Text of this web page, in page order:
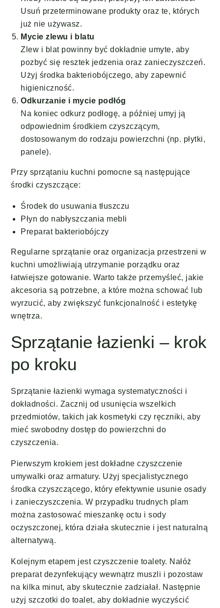
Usuń przeterminowane produkty oraz te, których
już nie używasz.
Mycie zlewu i blatu
Zlew i blat powinny być dokładnie umyte, aby
pozbyć się resztek jedzenia oraz zanieczyszczeń.
Użyj środka bakteriobójczego, aby zapewnić
higieniczność.
Odkurzanie i mycie podłóg
Na koniec odkurz podłogę, a później umyj ją
odpowiednim środkiem czyszczącym,
dostosowanym do rodzaju powierzchni (np. płytki,
panele).
Przy sprzątaniu kuchni pomocne są następujące
środki czyszczące:
Środek do usuwania tłuszczu
Płyn do nabłyszczania mebli
Preparat bakteriobójczy
Regularne sprzątanie oraz organizacja przestrzeni w
kuchni umożliwiają utrzymanie porządku oraz
łatwiejsze gotowanie. Warto także przemyśleć, jakie
akcesoria są potrzebne, a które można schować lub
wyrzucić, aby zwiększyć funkcjonalność i estetykę
wnętrza.
Sprzątanie łazienki – krok
po kroku
Sprzątanie łazienki wymaga systematyczności i
dokładności. Zacznij od usunięcia wszelkich
przedmiotów, takich jak kosmetyki czy ręczniki, aby
mieć swobodny dostęp do powierzchni do
czyszczenia.
Pierwszym krokiem jest dokładne czyszczenie
umywalki oraz armatury. Użyj specjalistycznego
środka czyszczącego, który efektywnie usunie osady
i zanieczyszczenia. W przypadku trudnych plam
można zastosować mieszankę octu i sody
oczyszczonej, która działa skutecznie i jest naturalną
alternatywą.
Kolejnym etapem jest czyszczenie toalety. Nałóż
preparat dezynfekujący wewnątrz muszli i pozostaw
na kilka minut, aby skutecznie zadziałał. Następnie
użyj szczotki do toalet, aby dokładnie wyczyścić